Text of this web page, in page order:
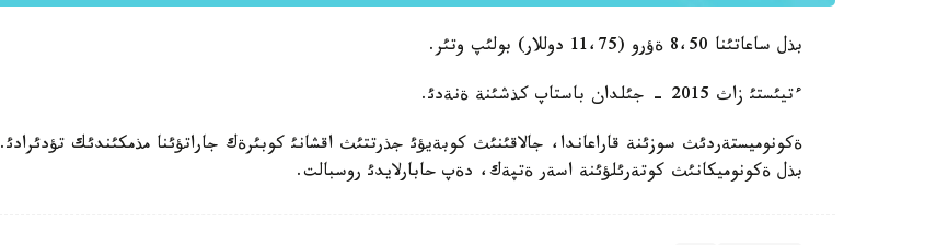
بذل ساعاتئنا 8،50 ةؤرو (11،75 دوللار) بولئپ وتئر.
ءتيئستئ زاث 2015 - جئلدان باستاپ كذشئنة ةنةدئ.
ةكونوميستةردئث سوزئنة قاراعاندا، جالاقئنئث كوبةيؤئ جذرتتئث اقشانئ كوبئرةك جاراتؤئنا مذمكئندئك تؤدئرادئ.
بذل ةكونوميكانئث كوتةرئلؤئنة اسةر ةتپةك، دةپ حابارلايدئ روسبالت.